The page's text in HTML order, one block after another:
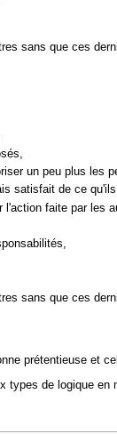
sans que ces
un peu plus les
satisfait de ce
faite par les
sans que ces
prétentieuse et
de logique